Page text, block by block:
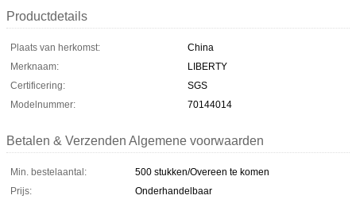
Productdetails
Plaats van herkomst:
China
Merknaam:
LIBERTY
Certificering:
SGS
Modelnummer:
70144014
Betalen & Verzenden Algemene voorwaarden
Min. bestelaantal:
500 stukken/Overeen te komen
Prijs:
Onderhandelbaar